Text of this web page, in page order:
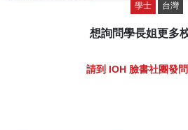
學士 台灣
想詢問學長姐更多
請到 IOH 臉書社團發